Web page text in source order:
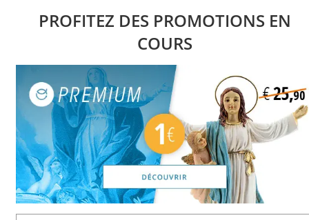
PROFITEZ DES PROMOTIONS EN
COURS